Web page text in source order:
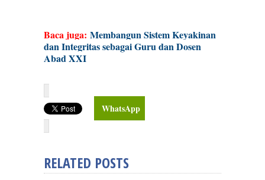
Baca juga: Membangun Sistem Keyakinan
dan Integritas sebagai Guru dan Dosen
Abad XXI
WhatsApp
RELATED POSTS